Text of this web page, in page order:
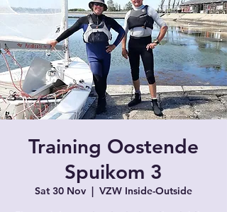
Training Oostende
Spuikom 3
Sat 30 Nov
  |
VZW Inside-Outside